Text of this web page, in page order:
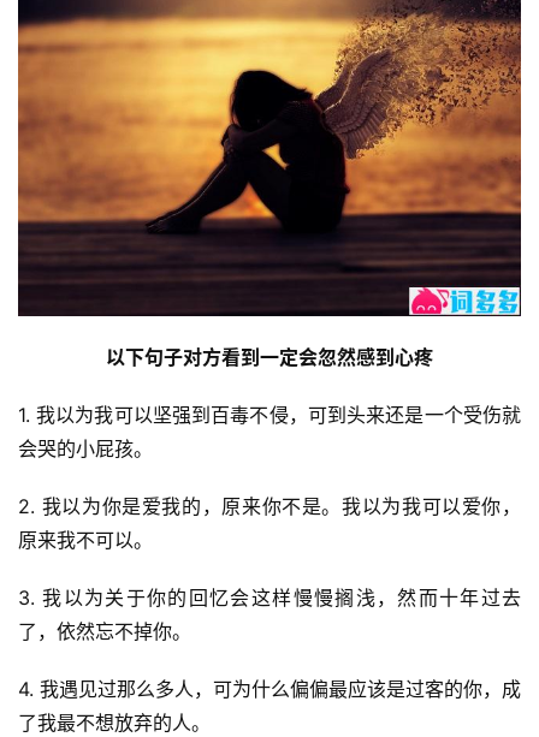
以下句子对方看到一定会忽然感到心疼
1. 我以为我可以坚强到百毒不侵，可到头来还是一个受伤就
会哭的小屁孩。
2. 我以为你是爱我的，原来你不是。我以为我可以爱你，
原来我不可以。
3. 我以为关于你的回忆会这样慢慢搁浅，然而十年过去
了，依然忘不掉你。
4. 我遇见过那么多人，可为什么偏偏最应该是过客的你，成
了我最不想放弃的人。